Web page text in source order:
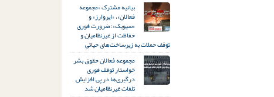
بیانیه مشترک «مجموعه
فعالان»، «ایروارز» و
«سیویک»: ضرورت فوری
حفاظت از غیرنظامیان و
توقف حملات به زیرساخت‌های حیاتی
مجموعه فعالان حقوق بشر
خواستار توقف فوری
درگیری‌ها در پی افزایش
تلفات غیرنظامیان شد